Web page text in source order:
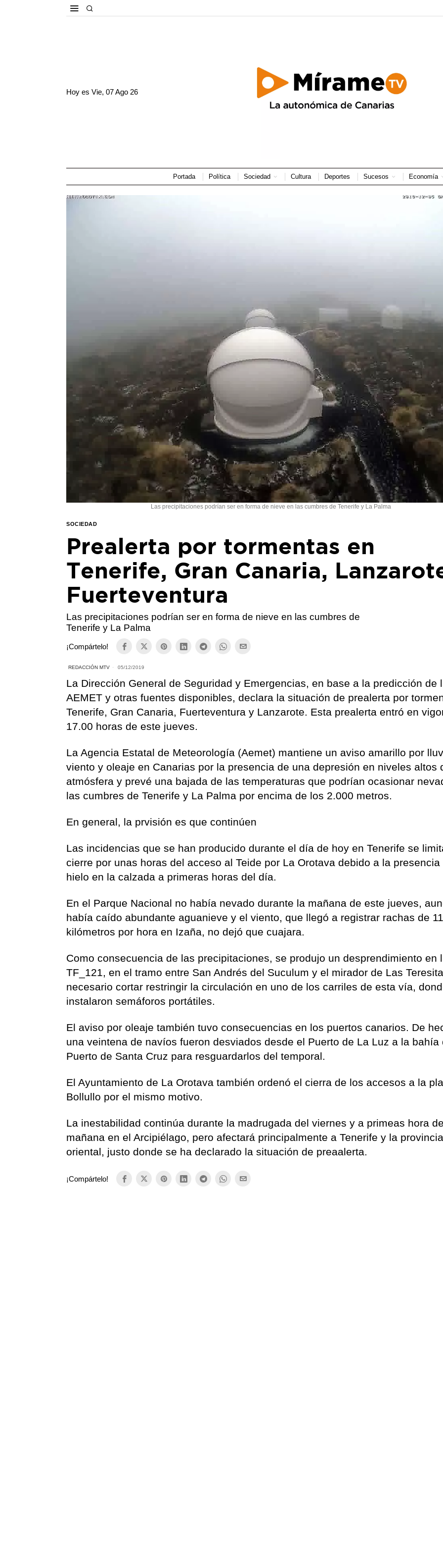
Hoy esVie, 07 Ago 26
Portada Política Sociedad Cultura Deportes Sucesos Economía
Las precipitaciones podrían ser en forma de nieve en las cumbres de Tenerife y La Palma
SOCIEDAD
Prealerta por tormentas en
Tenerife, Gran Canaria,
Fuerteventura
Las precipitaciones podrían ser en forma de nieve en las cumbres de
Tenerife y La Palma
¡Compártelo!
REDACCIÓN MTV 05/12/2019
La Dirección General de Seguridad y Emergencias, en base a la predicción de
AEMET y otras fuentes disponibles, declara la situación de prealerta por
Tenerife, Gran Canaria, Fuerteventura y Lanzarote. Esta prealerta entró en
17.00 horas de este jueves.
La Agencia Estatal de Meteorología (Aemet) mantiene un aviso amarillo por
viento y oleaje en Canarias por la presencia de una depresión en niveles altos
atmósfera y prevé una bajada de las temperaturas que podrían ocasionar
las cumbres de Tenerife y La Palma por encima de los 2.000 metros.
En general, la prvisión es que continúen
Las incidencias que se han producido durante el día de hoy en Tenerife se
cierre por unas horas del acceso al Teide por La Orotava debido a la presencia
hielo en la calzada a primeras horas del día.
En el Parque Nacional no había nevado durante la mañana de este jueves,
había caído abundante aguanieve y el viento, que llegó a registrar rachas de
kilómetros por hora en Izaña, no dejó que cuajara.
Como consecuencia de las precipitaciones, se produjo un desprendimiento en
TF_121, en el tramo entre San Andrés del Suculum y el mirador de Las
necesario cortar restringir la circulación en uno de los carriles de esta vía,
instalaron semáforos portátiles.
El aviso por oleaje también tuvo consecuencias en los puertos canarios. De
una veintena de navíos fueron desviados desde el Puerto de La Luz a la bahía
Puerto de Santa Cruz para resguardarlos del temporal.
El Ayuntamiento de La Orotava también ordenó el cierra de los accesos a la
Bollullo por el mismo motivo.
La inestabilidad continúa durante la madrugada del viernes y a primeas hora
mañana en el Arcipiélago, pero afectará principalmente a Tenerife y la
oriental, justo donde se ha declarado la situación de preaalerta.
¡Compártelo!